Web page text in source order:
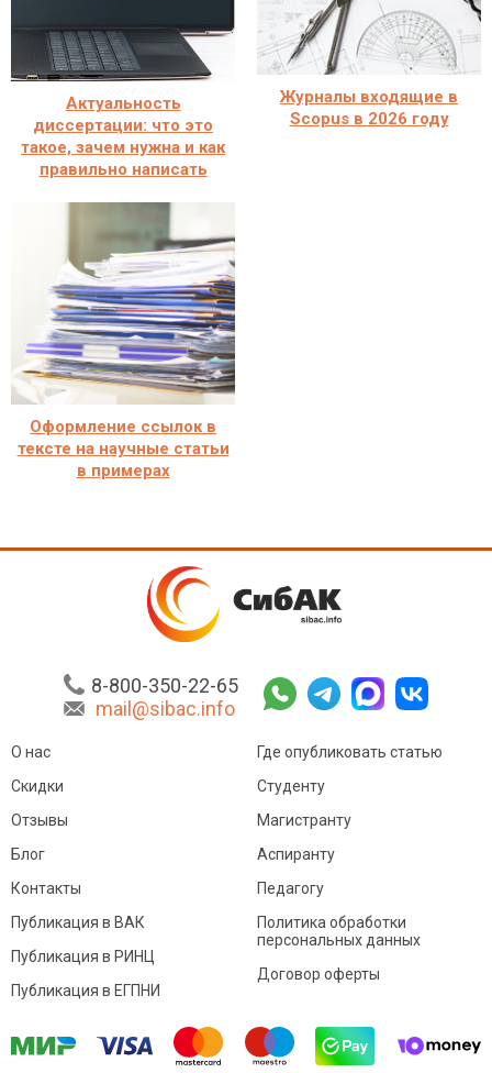
Актуальность
диссертации: что это
такое, зачем нужна и как
правильно написать
Журналы входящие в
Scopus в 2026 году
Оформление ссылок в
тексте на научные статьи
в примерах
8-800-350-22-65
mail@sibac.info
О нас
Скидки
Отзывы
Блог
Контакты
Где опубликовать статью
Студенту
Магистранту
Аспиранту
Педагогу
Публикация в ВАК
Публикация в РИНЦ
Публикация в ЕГПНИ
Политика обработки
персональных данных
Договор оферты